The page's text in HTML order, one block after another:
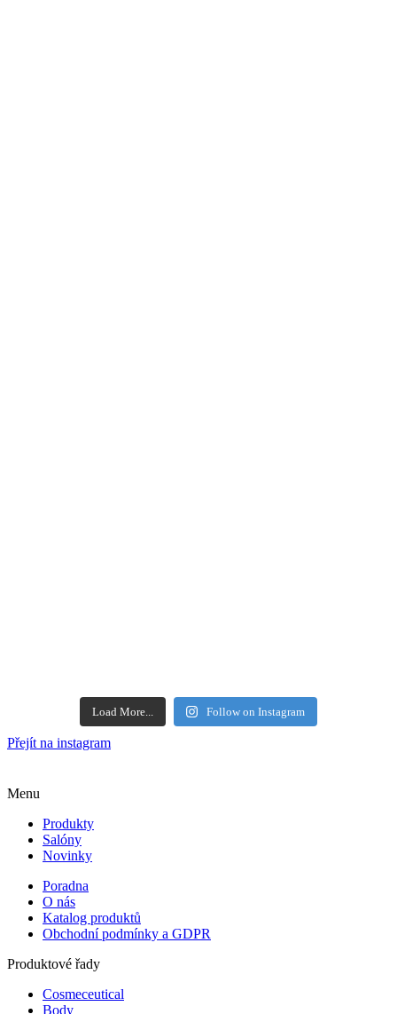
Load More... Follow on Instagram
Přejít na instagram
Menu
Produkty
Salóny
Novinky
Poradna
O nás
Katalog produktů
Obchodní podmínky a GDPR
Produktové řady
Cosmeceutical
Body